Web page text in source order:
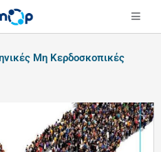
Μη Κερδοσκοπικές